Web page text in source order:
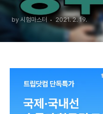
by 시험마스터 2021. 2. 19.